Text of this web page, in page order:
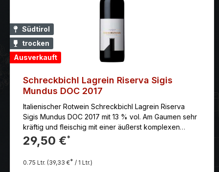
Südtirol
trocken
Ausverkauft
Schreckbichl Lagrein Riserva Sigis
Mundus DOC 2017
Italienischer Rotwein Schreckbichl Lagrein Riserva
Sigis Mundus DOC 2017 mit 13 % vol. Am Gaumen sehr
kräftig und fleischig mit einer äußerst komplexen
Struktur. Er ist elegant, samtig und lang anhaltend. Die
Tannine sind präsent, aber reif und gut integriert, was
auf ein gutes Lagerpotential hinweist. Er ist ein
trockener Rotwein.
29,50 €*
0.75 Ltr. (39,33 €* / 1 Ltr.)